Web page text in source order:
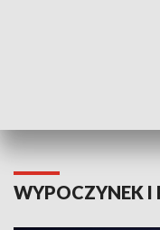
WYPOCZYNEK I